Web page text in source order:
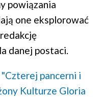
powiązania
one eksplorować
danej postaci.
pancerni i
Kulturze Gloria